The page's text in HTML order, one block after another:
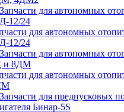
для автономных
12/24
для автономных